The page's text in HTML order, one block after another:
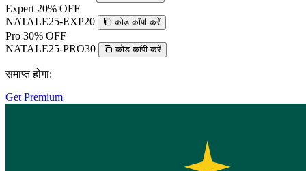
Expert 20% OFF
NATALE25-EXP20
कोड कॉपी करें
Pro 30% OFF
NATALE25-PRO30
कोड कॉपी करें
समाप्त होगा:
Get Premium